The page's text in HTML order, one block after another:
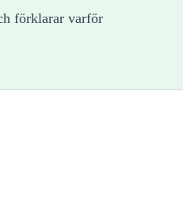
förklarar varför